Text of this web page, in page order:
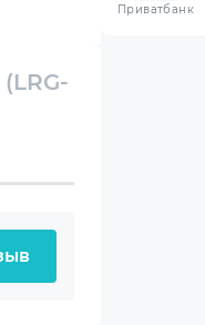
Приватбанк